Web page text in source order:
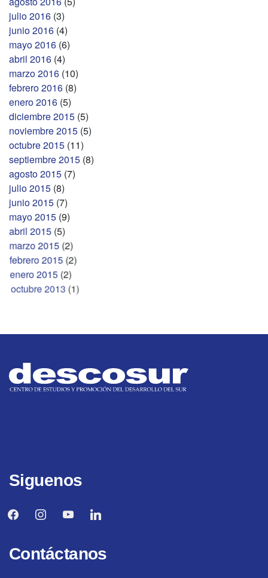
julio 2016 (3)
junio 2016 (4)
mayo 2016 (6)
abril 2016 (4)
marzo 2016 (10)
febrero 2016 (8)
enero 2016 (5)
diciembre 2015 (5)
noviembre 2015 (5)
octubre 2015 (11)
septiembre 2015 (8)
agosto 2015 (7)
julio 2015 (8)
junio 2015 (7)
mayo 2015 (9)
abril 2015 (5)
marzo 2015 (2)
febrero 2015 (2)
enero 2015(2)
octubre 2013(1)
Siguenos
facebookinstagramyoutubelinkedin
Contáctanos